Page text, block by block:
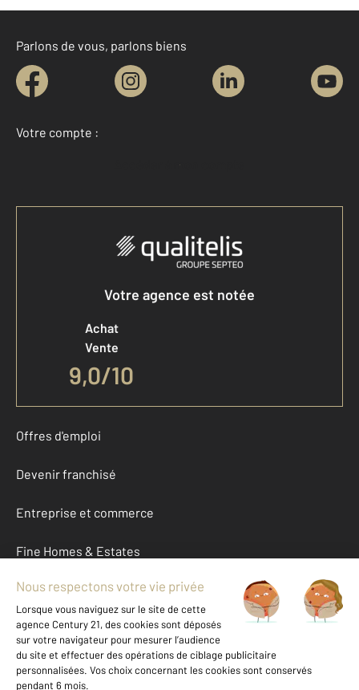
Parlons de vous, parlons biens
Votre compte :
Accéder à mon compte
Votre agence est notée
Achat
Vente
9,0/10
Offres d'emploi
Devenir franchisé
Entreprise et commerce
Fine Homes & Estates
À propos
International
Nous contacter